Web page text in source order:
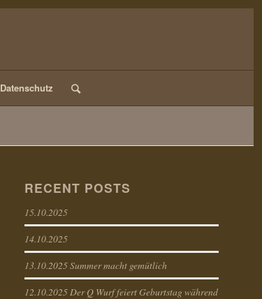
Datenschutz
RECENT POSTS
15.10.2025
14.10.2025
13.10.2025 Summer macht gemütlich
12.10.2025 Der Q Wurf feiert Geburtstag während